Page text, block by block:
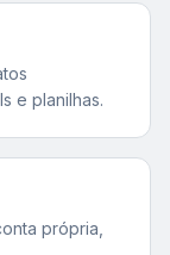
e planilhas.
própria,